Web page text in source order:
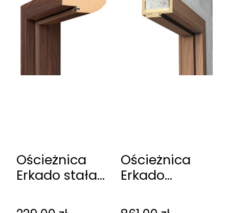
Ościeżnica
Erkado stała
Ościeżnica
Erkado
bezprzylgowa